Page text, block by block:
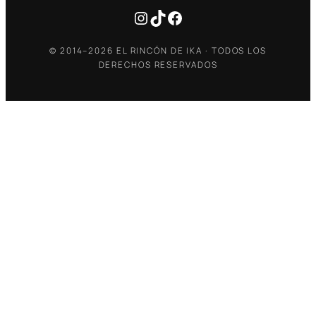
Instagram
TikTokFacebook
© 2014–2026 EL RINCÓN DE IKA · TODOS LOS
DERECHOS RESERVADOS